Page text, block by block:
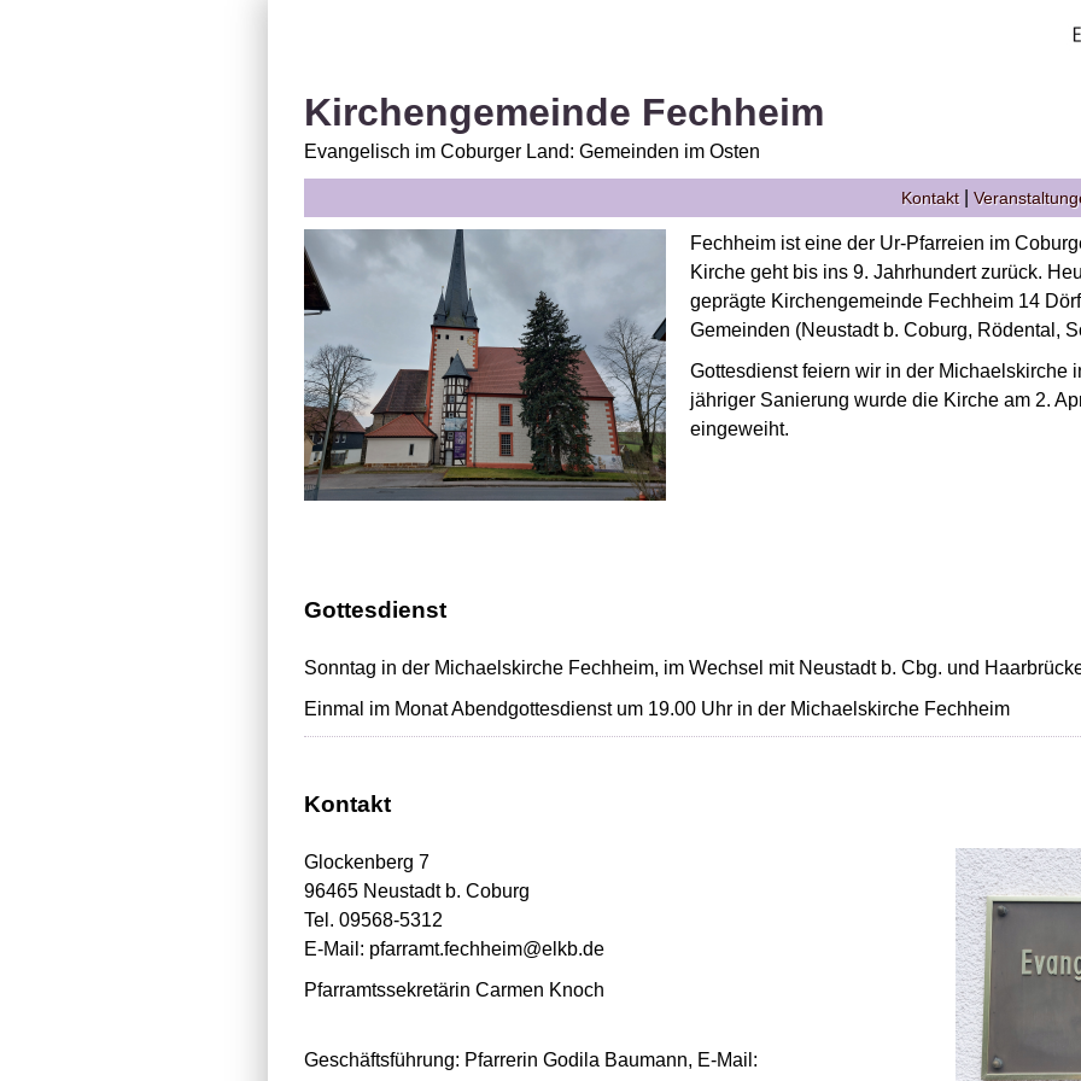
Kirchengemeinde Fechheim
Evangelisch im Coburger Land: Gemeinden im Osten
Kontakt|
Fechheim ist eine der Ur-Pfarreien im
Kirche geht bis ins 9. Jahrhundert zurück.
geprägte Kirchengemeinde Fechheim 14
Gemeinden (Neustadt b. Coburg, Rödental,
Gottesdienst feiern wir in der Michaelskirche
jähriger Sanierung wurde die Kirche am 2.
eingeweiht.
Gottesdienst
Sonntag in der Michaelskirche Fechheim, im Wechsel mit Neustadt b. Cbg. und
Einmal im Monat Abendgottesdienst um 19.00 Uhr in der Michaelskirche Fechheim
Kontakt
Glockenberg 7
96465 Neustadt b. Coburg
Tel. 09568-5312
E-Mail: pfarramt.fechheim@elkb.de
Pfarramtssekretärin Carmen Knoch
Geschäftsführung: Pfarrerin Godila Baumann, E-Mail: